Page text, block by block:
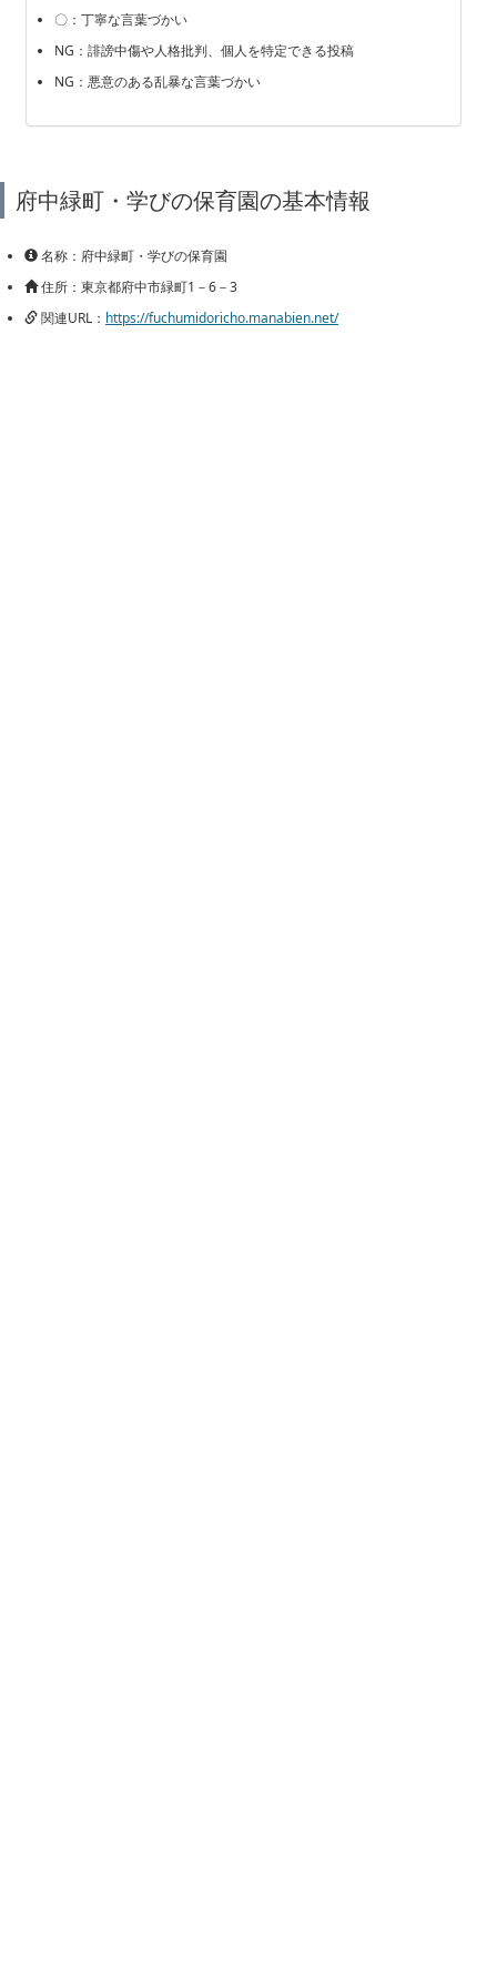
〇：丁寧な言葉づかい
NG：誹謗中傷や人格批判、個人を特定できる投稿
NG：悪意のある乱暴な言葉づかい
府中緑町・学びの保育園の基本情報
名称：府中緑町・学びの保育園
住所：東京都府中市緑町1－6－3
関連URL： https://fuchumidoricho.manabien.net/